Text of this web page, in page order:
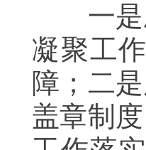
一是压
凝聚工
障；二
盖章制